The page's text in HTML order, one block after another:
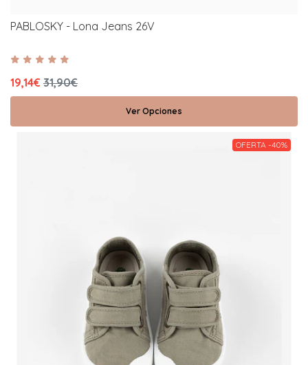
PABLOSKY - Lona Jeans 26V
19,14€ 31,90€
Ver Opciones
OFERTA -40%